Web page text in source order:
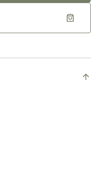
Magnum
in
OHK
al